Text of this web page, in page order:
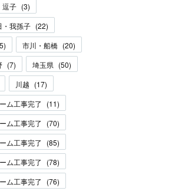
逗子 (3)
・我孫子 (22)
) 市川・船橋 (20)
(7) 埼玉県 (50)
川越 (17)
ム工事完了
(11)
ム工事完了
(70)
ム工事完了
(85)
ム工事完了
(78)
ム工事完了
(76)